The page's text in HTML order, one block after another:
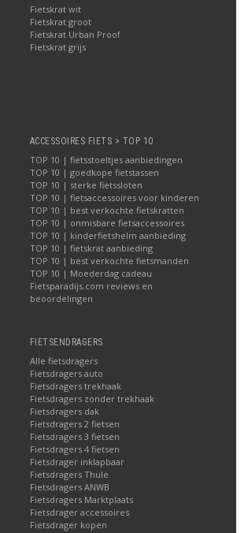
Fietskrat wit
Fietskrat groot
Fietskrat Urban Proof
Fietskrat grijs
ACCESSOIRES FIETS > TOP 10
TOP 10 | fietsstoeltjes aanbiedingen
TOP 10 | goedkope fietstassen
TOP 10 | sterke fietssloten
TOP 10 | fietsaccessoires voor kinderen
TOP 10 | best verkochte fietskratten
TOP 10 | onmisbare fietsaccessoires
TOP 10 | kinderfietshelm aanbieding
TOP 10 | fietskrat aanbieding
TOP 10 | best verkochte fietsmanden
TOP 10 | Moederdag cadeau
Fietsparadijs.com reviews en
beoordelingen
FIETSENDRAGERS
Alle fietsdragers
Fietsdragers auto
Fietsdragers trekhaak
Fietsdragers zonder trekhaak
Fietsdragers dak
Fietsdragers 2 fietsen
Fietsdragers 3 fietsen
Fietsdragers 4 fietsen
Fietsdrager inklapbaar
Fietsdragers Thule
Fietsdragers ANWB
Fietsdragers Marktplaats
Fietsdrager accessoires
Fietsdrager kopen